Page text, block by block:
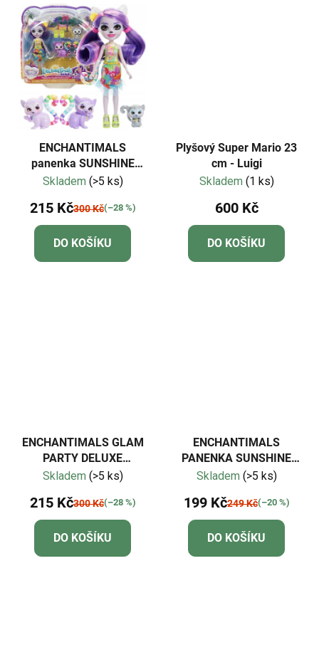
ENCHANTIMALS
panenka SUNSHINE
BEACH rodina Lemurů
Skladem (>5 ks)
215 Kč300 Kč(–28 %)
DO KOŠÍKU
Plyšový Super Mario 23
cm - Luigi
Skladem (1 ks)
600 Kč
DO KOŠÍKU
ENCHANTIMALS GLAM
PARTY DELUXE
PANENKA ZEBRA
Skladem (>5 ks)
215 Kč300 Kč(–28 %)
DO KOŠÍKU
ENCHANTIMALS
PANENKA SUNSHINE
BEACH s lenochodem
Skladem (>5 ks)
199 Kč249 Kč(–20 %)
DO KOŠÍKU